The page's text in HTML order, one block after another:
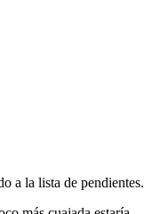
a la lista de pendientes.